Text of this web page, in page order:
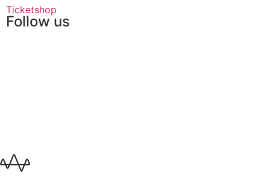
Ticketshop
Follow us